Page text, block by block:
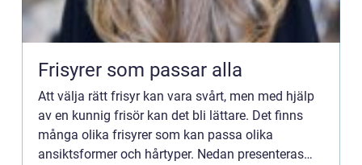
Frisyrer som passar alla
Att välja rätt frisyr kan vara svårt, men med hjälp
av en kunnig frisör kan det bli lättare. Det finns
många olika frisyrer som kan passa olika
ansiktsformer och hårtyper. Nedan presenteras